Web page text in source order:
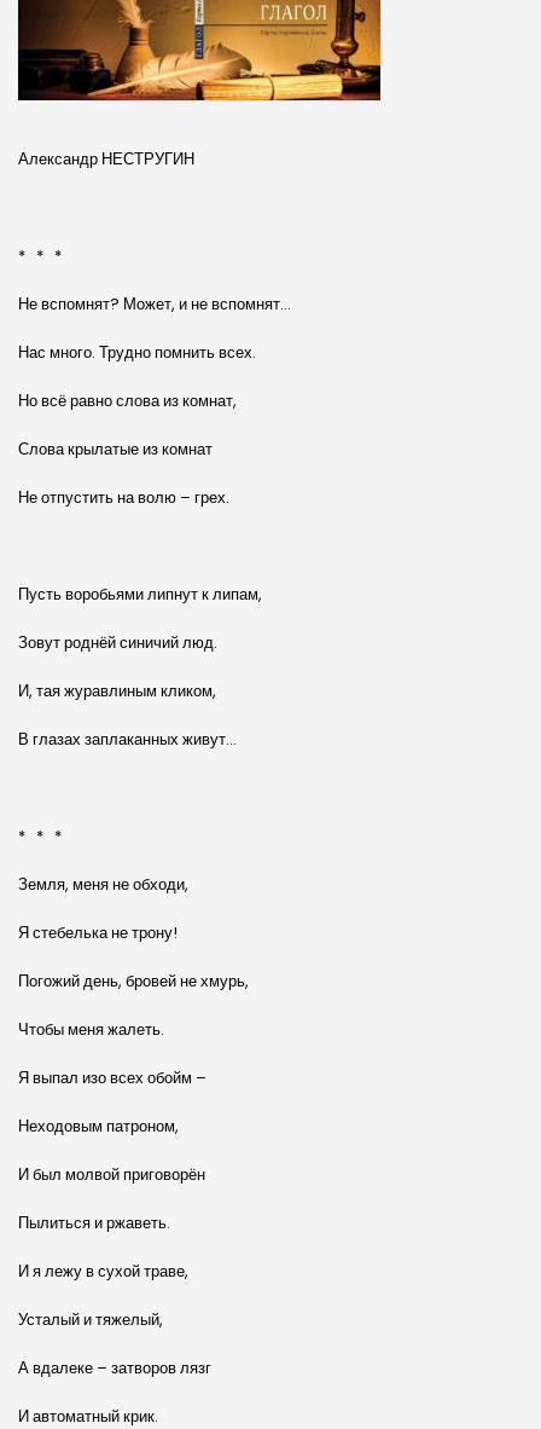
Александр НЕСТРУГИН
* * *
Не вспомнят? Может, и не вспомнят…
Нас много. Трудно помнить всех.
Но всё равно слова из комнат,
Слова крылатые из комнат
Не отпустить на волю – грех.
Пусть воробьями липнут к липам,
Зовут роднёй синичий люд.
И, тая журавлиным кликом,
В глазах заплаканных живут…
* * *
Земля, меня не обходи,
Я стебелька не трону!
Погожий день, бровей не хмурь,
Чтобы меня жалеть.
Я выпал изо всех обойм –
Неходовым патроном,
И был молвой приговорён
Пылиться и ржаветь.
И я лежу в сухой траве,
Усталый и тяжелый,
А вдалеке – затворов лязг
И автоматный крик.